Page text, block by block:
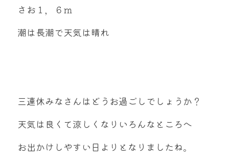
さお１，６ｍ
潮は長潮で天気は晴れ
三連休みなさんはどうお過ごしでしょうか？
天気は良くて涼しくなりいろんなところへ
お出かけしやすい日よりとなりましたね。